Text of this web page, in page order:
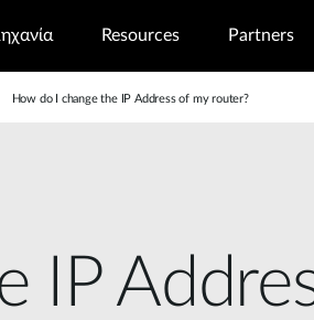
Resources Partners
How do I change the IP Address of my router?
IP